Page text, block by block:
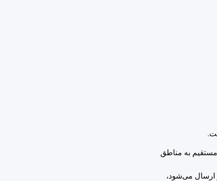
غیرمستقیم به مناطق
ارسال می‌شود،